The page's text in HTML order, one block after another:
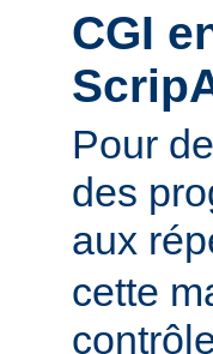
CGI
Pour
des
aux
cette